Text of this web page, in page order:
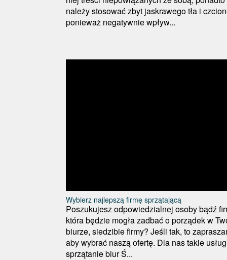
należy stosować zbyt jaskrawego tła i
ponieważ negatywnie wpływ...
Wybierz najlepszą firmę sprzątającą
Poszukujesz odpowiedzialnej osoby bądź
która będzie mogła zadbać o porządek w
biurze, siedzibie firmy? Jeśli tak, to
aby wybrać naszą ofertę. Dla nas takie
sprzątanie biur Ś...